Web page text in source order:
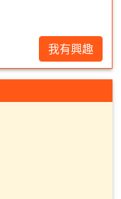
我有興趣